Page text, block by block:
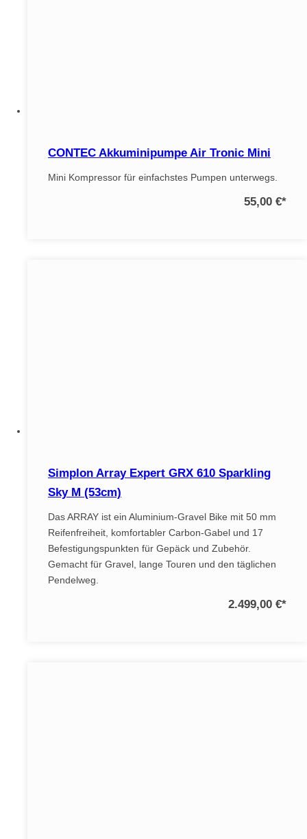
CONTEC Akkuminipumpe Air Tronic Mini
Mini Kompressor für einfachstes Pumpen unterwegs.
55,00 €*
Simplon Array Expert GRX 610 Sparkling
Sky M (53cm)
Das ARRAY ist ein Aluminium-Gravel Bike mit 50 mm
Reifenfreiheit, komfortabler Carbon-Gabel und 17
Befestigungspunkten für Gepäck und Zubehör.
Gemacht für Gravel, lange Touren und den täglichen
Pendelweg.
2.499,00 €*